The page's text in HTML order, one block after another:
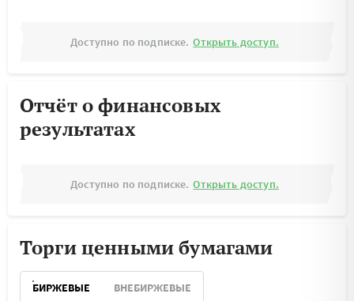
Доступно по подписке. Открыть доступ.
Отчёт о финансовых
результатах
Доступно по подписке. Открыть доступ.
Торги ценными бумагами
БИРЖЕВЫЕ ВНЕБИРЖЕВЫЕ